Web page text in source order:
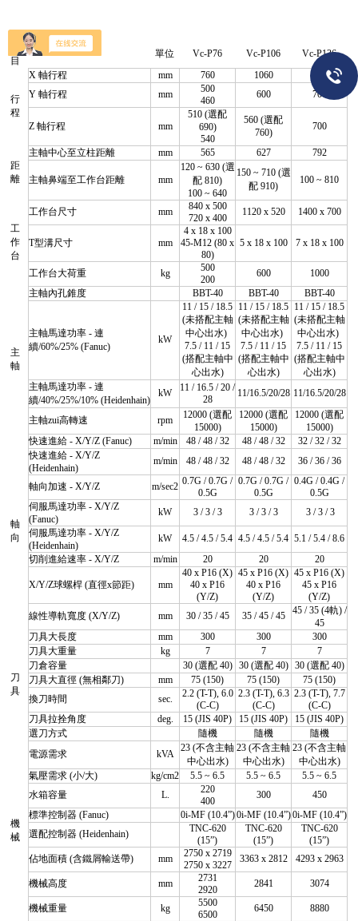
目
單位 Vc-P76 Vc-P106 Vc-P136
行
程
X 軸行程 mm 760 1060
1360
Y 軸行程
mm
500
460
600 700
Z 軸行程 mm
510 (選配
690)
540
560 (選配
760)
700
距
離
主軸中心至立柱距離 mm 565 627 792
主軸鼻端至工作台距離 mm
120 ~ 630 (選
配 810)
100 ~ 640
150 ~ 710 (選
配 910)
100 ~ 810
工
作
台
工作台尺寸 mm
840 x 500
720 x 400
1120 x 520 1400 x 700
T型溝尺寸 mm
4 x 18 x 100
45-M12 (80 x
80)
5 x 18 x 100 7 x 18 x 100
工作台大荷重 kg
500
200
600 1000
主
軸
主軸內孔錐度 BBT-40 BBT-40 BBT-40
主軸馬達功率 - 連
續/60%/25% (Fanuc)
kW
11 / 15 / 18.5
(未搭配主軸
中心出水)
7.5 / 11 / 15
(搭配主軸中
心出水)
11 / 15 / 18.5
(未搭配主軸
中心出水)
7.5 / 11 / 15
(搭配主軸中
心出水)
11 / 15 / 18.5
(未搭配主軸
中心出水)
7.5 / 11 / 15
(搭配主軸中
心出水)
主軸馬達功率 - 連
續/40%/25%/10% (Heidenhain)
kW
11 / 16.5 / 20 /
28
11/16.5/20/28 11/16.5/20/28
主軸zui高轉速 rpm
12000 (選配
15000)
12000 (選配
15000)
12000 (選配
15000)
軸
向
快速進給 - X/Y/Z (Fanuc) m/min 48 / 48 / 32 48 / 48 / 32
32 / 32 / 32
快速進給 - X/Y/Z
(Heidenhain)
m/min 48 / 48 / 32 48 / 48 / 32 36 / 36 / 36
軸向加速 - X/Y/Z m/sec2 0.7G / 0.7G /
0.5G
0.7G / 0.7G /
0.5G
0.4G / 0.4G /
0.5G
伺服馬達功率 - X/Y/Z
(Fanuc)
kW 3 / 3 / 3 3 / 3 / 3
3 / 3 / 3
伺服馬達功率 - X/Y/Z
(Heidenhain)
kW 4.5 / 4.5 / 5.4 4.5 / 4.5 / 5.4 5.1 / 5.4 / 8.6
切削進給速率 - X/Y/Z
m/min 20 20 20
X/Y/Z球螺桿 (直徑x節距) mm
40 x P16 (X)
40 x P16
(Y/Z)
45 x P16 (X)
40 x P16
(Y/Z)
45 x P16 (X)
45 x P16
(Y/Z)
線性導軌寬度 (X/Y/Z)
mm 30 / 35 / 45 35 / 45 / 45
45 / 35 (4軌) /
45
刀
具
刀具大長度 mm 300 300
300
刀具大重量
kg 7 7
7
刀倉容量
30 (選配 40) 30 (選配 40) 30 (選配 40)
刀具大直徑 (無相鄰刀)
mm 75 (150) 75 (150)
75 (150)
換刀時間
sec.
2.2 (T-T), 6.0
(C-C)
2.3 (T-T), 6.3
(C-C)
2.3 (T-T), 7.7
(C-C)
刀具拉拴角度
deg. 15 (JIS 40P) 15 (JIS 40P)
15 (JIS 40P)
選刀方式
隨機 隨機 隨機
機
械
電源需求 kVA
23 (不含主軸
中心出水)
23 (不含主軸
中心出水)
23 (不含主軸
中心出水)
氣壓需求 (小/大)
kg/cm2 5.5 ~ 6.5 5.5 ~ 6.5
5.5 ~ 6.5
水箱容量
L.
220
400
300
450
標準控制器 (Fanuc)
0i-MF (10.4”)0i-MF (10.4”)0i-MF (10.4”)
選配控制器 (Heidenhain)
TNC-620
(15”)
TNC-620
(15”)
TNC-620
(15”)
佔地面積 (含鐵屑輸送帶)
mm
2750 x 2719
2750 x 3227
3363 x 2812 4293 x 2963
機械高度 mm
2731
2920
2841 3074
機械重量 kg
5500
6500
6450 8880